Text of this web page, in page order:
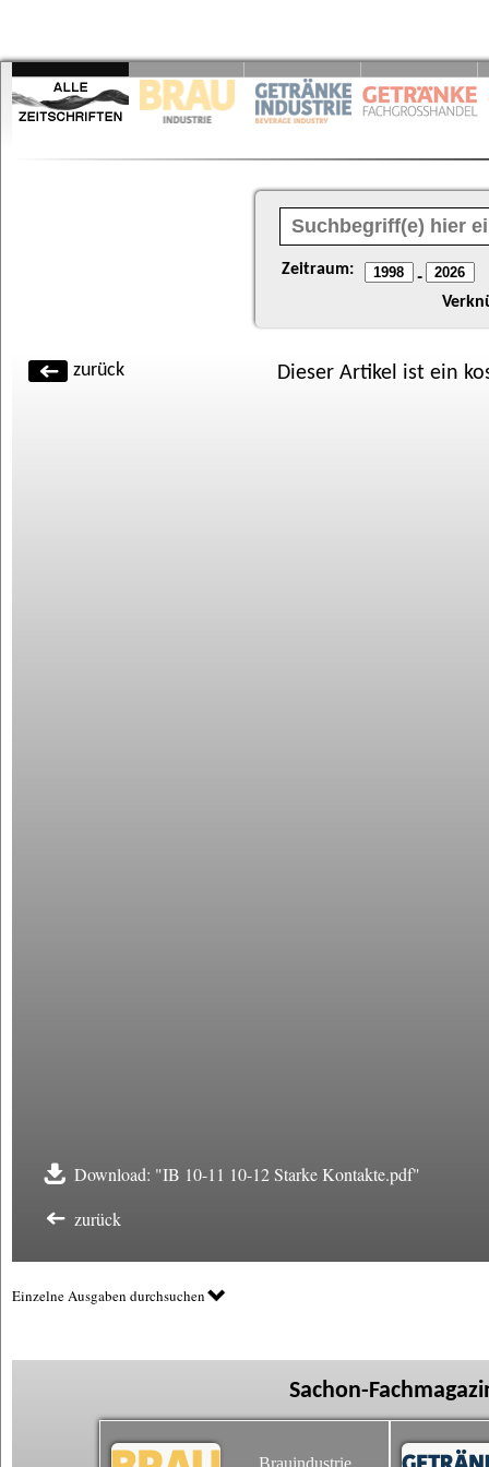
Zeitraum: -
zurück Dieser Artikel ist ein
Download: "IB 10-11 10-12 Starke Kontakte.pdf"
zurück
Einzelne Ausgaben durchsuchen
Sachon-
Brauindustrie